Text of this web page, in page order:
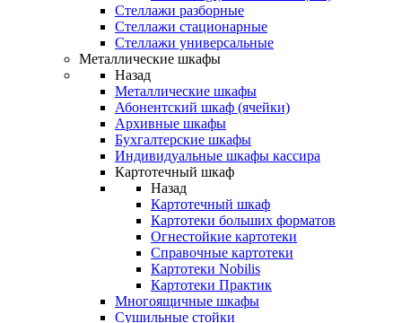
Стеллажи разборные
Стеллажи стационарные
Стеллажи универсальные
Металлические шкафы
Назад
Металлические шкафы
Абонентский шкаф (ячейки)
Архивные шкафы
Бухгалтерские шкафы
Индивидуальные шкафы кассира
Картотечный шкаф
Назад
Картотечный шкаф
Картотеки больших форматов
Огнестойкие картотеки
Справочные картотеки
Картотеки Nobilis
Картотеки Практик
Многоящичные шкафы
Сушильные стойки